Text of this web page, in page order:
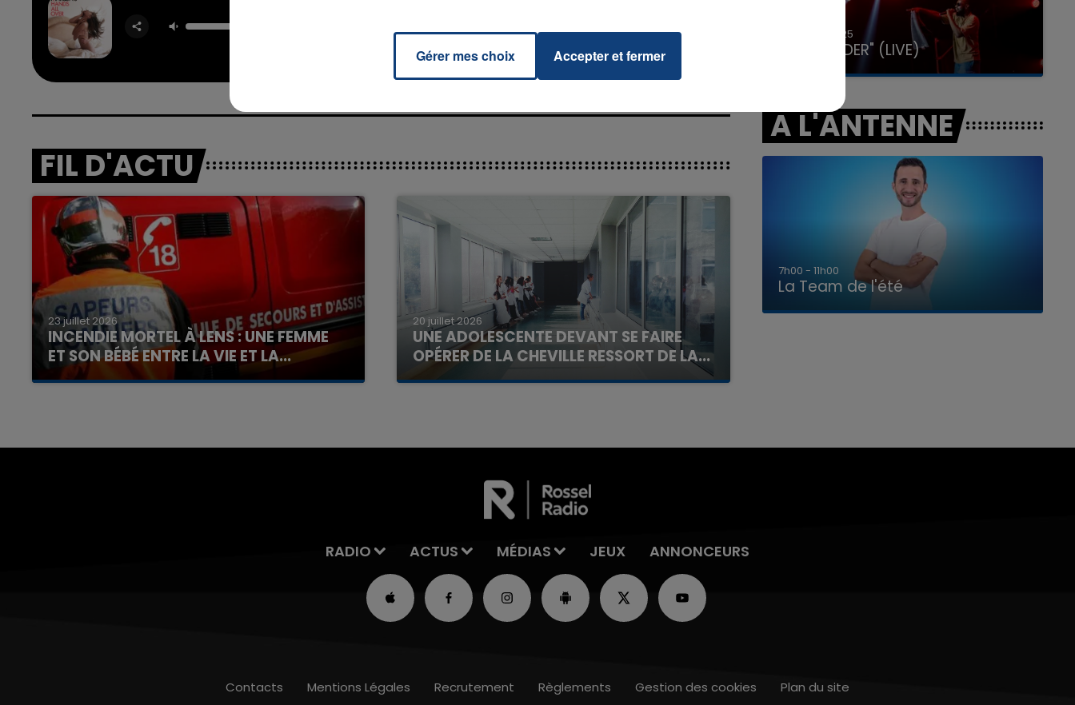
FIL D'ACTU
23 juillet 2026
INCENDIE MORTEL À LENS : UNE FEMME
ET SON BÉBÉ ENTRE LA VIE ET LA...
Un homme s'est immolé par le feu après avoir
20 juillet 2026
UNE ADOLESCENTE DEVANT SE FAIRE
OPÉRER DE LA CHEVILLE RESSORT DE LA...
La famille a porté plainte contre la clinique qui a
31 janvier 2025
GIMS "SPIDER" (LIVE)
A L'ANTENNE
La Team de l'été
7h00 - 11h00
La Team de l'été
RADIO ACTUS MÉDIAS JEUX ANNONCEURS
Contacts Mentions Légales Recrutement Règlements Gestion des cookies Plan du site
Gérer mes choix Accepter et fermer